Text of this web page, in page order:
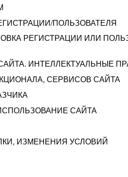
ПОЛЬЗОВАТЕЛЯ
РЕГИСТРАЦИИ ИЛИ
ИНТЕЛЛЕКТУАЛЬНЫЕ
СЕРВИСОВ САЙТА
САЙТА
ИЗМЕНЕНИЯ УСЛОВИЙ